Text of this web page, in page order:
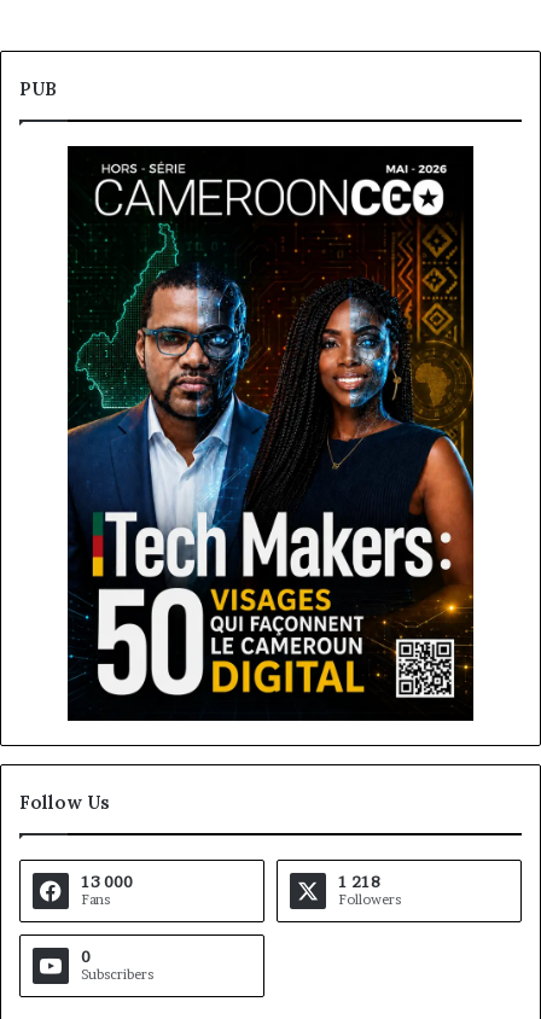
PUB
Follow Us
13 000
Fans
1 218
Followers
0
Subscribers